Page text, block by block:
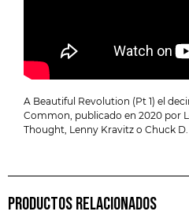
A Beautiful Revolution (Pt 1) el
Common, publicado en 2020 por
Thought, Lenny Kravitz o Chuck D.
PRODUCTOS RELACIONADOS